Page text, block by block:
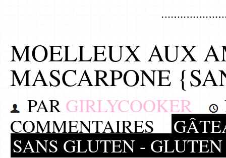
MOELLEUX AUX
MASCARPONE
PAR GIRLYCOOKER
COMMENTAIRES
SANS GLUTEN -